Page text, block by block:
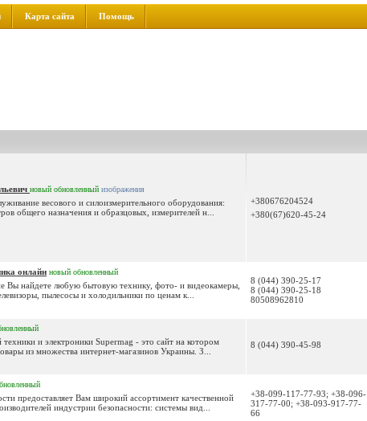
Карта сайта Помощь
новый обновленный изображения
весового и силоизмерительного оборудования:
общего назначения и образцовых, измерителей н...
+380676204524
+380(67)620-45-24
онлайн новый обновленный
Вы найдете любую бытовую технику, фото- и видеокамеры,
пылесосы и холодильники по ценам к...
8 (044) 390-25-17
8 (044) 390-25-18
80508962810
и электроники Supermag - это сайт на котором
из множества интернет-магазинов Украины. З...
8 (044) 390-45-98
предоставляет Вам широкий ассортимент качественной
индустрии безопасности: системы вид...
+38-099-117-77-93; +38-096-
317-77-00; +38-093-917-77-
66